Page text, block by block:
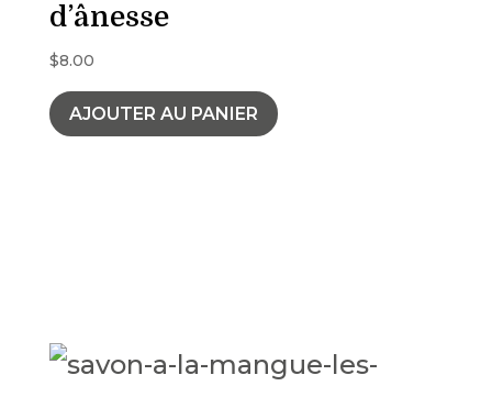
d’ânesse
$8.00
AJOUTER AU PANIER